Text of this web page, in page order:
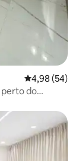
4,98 de uma
4,98 (54)
perto do